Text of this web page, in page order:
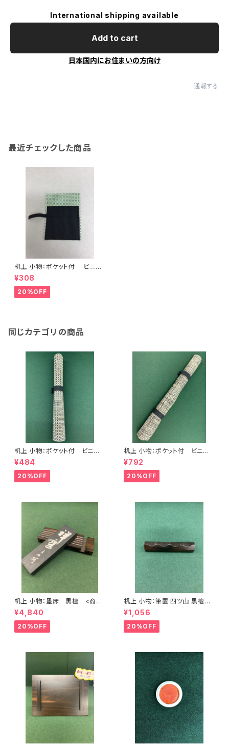
International shipping available
Add to cart
日本国内にお住まいの方向け
通報する
最近チェックした商品
机上 小物：ポケット付 ビニー
ル筆巻(小) 緑 <商品番号151
8>
¥308
20%OFF
同じカテゴリの商品
机上 小物：ポケット付 ビニー
ル筆巻(中) <商品番号1387>
¥484
20%OFF
机上 小物：ポケット付 ビニー
ル筆巻(大) <商品番号1388>
¥792
20%OFF
机上 小物：墨床 黒檀 <商品
番号1390>
¥4,840
20%OFF
机上 小物：筆置 四ツ山 黒檀
(8.5㎝) <商品番号1392>
¥1,056
20%OFF